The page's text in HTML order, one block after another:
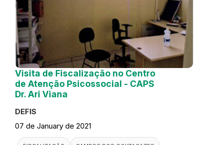
Visita de Fiscalização no Centro
de Atenção Psicossocial - CAPS
Dr. Ari Viana
DEFIS
07 de January de 2021